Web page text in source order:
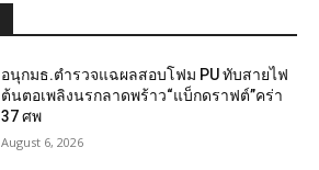
อนุกมธ.ตำรวจแฉผลสอบโฟม PU ทับสายไฟ
ต้นตอเพลิงนรกลาดพร้าว“แบ็กดราฟต์”คร่า
37 ศพ
August 6, 2026